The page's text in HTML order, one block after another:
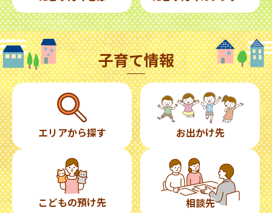
子育て情報
エリアから探す お出かけ先
こどもの預け先 相談先